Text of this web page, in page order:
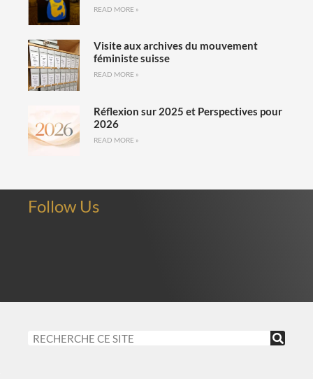
READ MORE »
Visite aux archives du mouvement
féministe suisse
READ MORE »
Réflexion sur 2025 et Perspectives pour
2026
READ MORE »
Follow Us